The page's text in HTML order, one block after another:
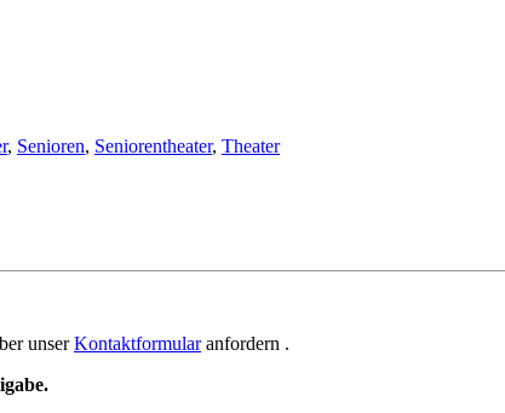
, Senioren, Seniorentheater, Theater
unserKontaktformularanfordern .